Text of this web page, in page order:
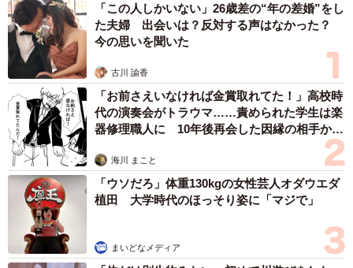
か？
「はい、危険性は残ります。骨折の典型的なしくみは、子
どもの足がすべり台の側面や段差に引っかかり、そこへ後
ろから大人の体重が乗って、足がねじれることです。
このことを踏まえると、子どもを股の間に入れていても、
大人の足に引っかかる、子どもの足が外に出てしまう、ふ
いに足先だけが壁面に触れてブレーキになる、といったこ
とが起こりえます。結果として、「ねじれ」が加わる条件
が残るため、避けたほうが安全です」
「この人しかいない」26歳差の“年の差婚”をし
た夫婦 出会いは？反対する声はなかった？
今の思いを聞いた
古川 諭香
「お前さえいなければ金賞取れてた！」高校時
代の演奏会がトラウマ……責められた学生は楽
器修理職人に 10年後再会した因縁の相手から
海川 まこと
「ウソだろ」体重130kgの女性芸人オダウエダ
植田 大学時代のほっそり姿に「マジで」
まいどなメディア